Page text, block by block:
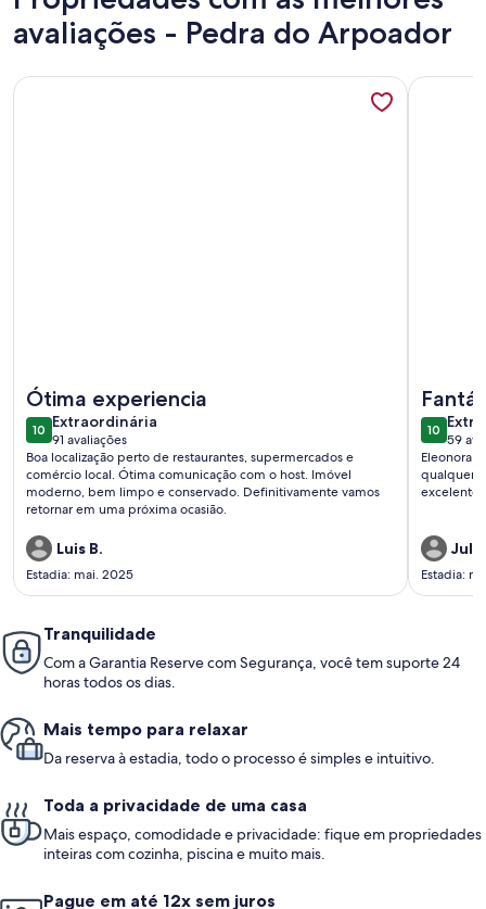
avaliações - Pedra do Arpoador
Mais informações sobre LEBLON / DESIGN CLEAN E
Ótima experiencia
1010 de 10
Extraordinária
extraordinária
91 avaliações
(91
avaliações)
Boa localização perto de restaurantes, supermercados e
comércio local. Ótima comunicação com o host. Imóvel
moderno, bem limpo e conservado. Definitivamente vamos
retornar em uma próxima ocasião.
Luis B.
Estadia: mai. 2025
Mais informações sobre LEBLON / DESIGN CLEAN E
1010 de 10
59
(59
Eleonora
qualquer
excelente
Estadia:
Mais
Tranquilidade
Com a Garantia Reserve com Segurança, você tem suporte 24
horas todos os dias.
Mais tempo para relaxar
Da reserva à estadia, todo o processo é simples e intuitivo.
Toda a privacidade de uma casa
Mais espaço, comodidade e privacidade: fique em propriedades
inteiras com cozinha, piscina e muito mais.
Pague em até 12x sem juros